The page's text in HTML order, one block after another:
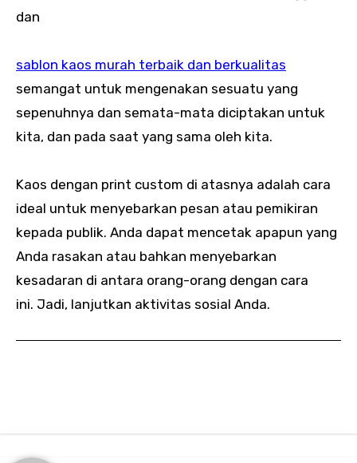
dan
sablon kaos murah terbaik dan berkualitas
semangat untuk mengenakan sesuatu yang
sepenuhnya dan semata-mata diciptakan untuk
kita, dan pada saat yang sama oleh kita.
Kaos dengan print custom di atasnya adalah cara
ideal untuk menyebarkan pesan atau pemikiran
kepada publik. Anda dapat mencetak apapun yang
Anda rasakan atau bahkan menyebarkan
kesadaran di antara orang-orang dengan cara
ini. Jadi, lanjutkan aktivitas sosial Anda.